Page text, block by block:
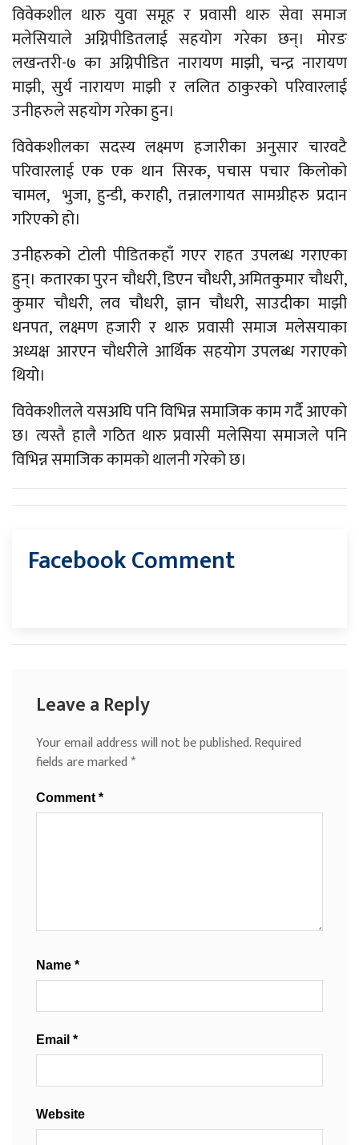
विवेकशील थारु युवा समूह र प्रवासी थारु सेवा समाज
मलेसियाले अग्निपीडितलाई सहयोग गरेका छन्। मोरङ
लखन्तरी-७ का अग्निपीडित नारायण माझी, चन्द्र नारायण
माझी, सुर्य नारायण माझी र ललित ठाकुरको परिवारलाई
उनीहरुले सहयोग गरेका हुन।
विवेकशीलका सदस्य लक्ष्मण हजारीका अनुसार चारवटै
परिवारलाई एक एक थान सिरक, पचास पचार किलोको
चामल, भुजा, हुन्डी, कराही, तन्नालगायत सामग्रीहरु प्रदान
गरिएको हो।
उनीहरुको टोली पीडितकहाँ गएर राहत उपलब्ध गराएका
हुन्। कतारका पुरन चौधरी, डिएन चौधरी, अमितकुमार चौधरी,
कुमार चौधरी, लव चौधरी, ज्ञान चौधरी, साउदीका माझी
धनपत, लक्ष्मण हजारी र थारु प्रवासी समाज मलेसयाका
अध्यक्ष आरएन चौधरीले आर्थिक सहयोग उपलब्ध गराएको
थियो।
विवेकशीलले यसअघि पनि विभिन्न समाजिक काम गर्दै आएको
छ। त्यस्तै हालै गठित थारु प्रवासी मलेसिया समाजले पनि
विभिन्न समाजिक कामको थालनी गरेको छ।
Facebook Comment
Leave a Reply
Your email address will not be published.Required
fields are marked*
Comment *
Name *
Email *
Website